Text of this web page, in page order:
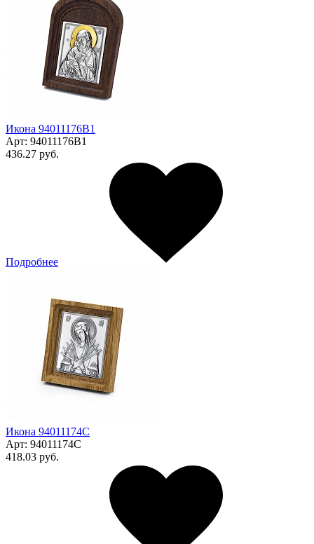
Икона 94011176В1
Арт: 94011176В1
436.27 руб.
Подробнее
Икона 94011174С
Арт: 94011174С
418.03 руб.